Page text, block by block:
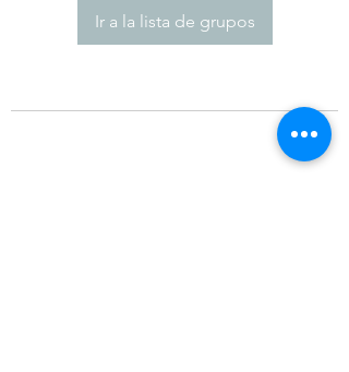
Ir a la lista de grupos